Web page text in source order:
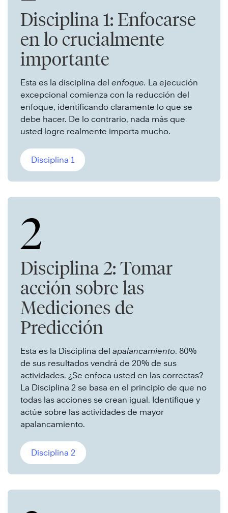
Disciplina 1: Enfocarse
en lo crucialmente
importante
Esta es la disciplina del enfoque. La ejecución
excepcional comienza con la reducción del
enfoque, identificando claramente lo que se
debe hacer. De lo contrario, nada más que
usted logre realmente importa mucho.
Disciplina 1
2
Disciplina 2: Tomar
acción sobre las
Mediciones de
Predicción
Esta es la Disciplina del apalancamiento. 80%
de sus resultados vendrá de 20% de sus
actividades. ¿Se enfoca usted en las correctas?
La Disciplina 2 se basa en el principio de que no
todas las acciones se crean igual. Identifique y
actúe sobre las actividades de mayor
apalancamiento.
Disciplina 2